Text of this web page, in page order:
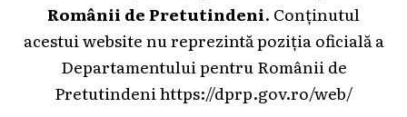
Românii de Pretutindeni. Conținutul
acestui website nu reprezintă poziția oficială a
Departamentului pentru Românii de
Pretutindeni https://dprp.gov.ro/web/